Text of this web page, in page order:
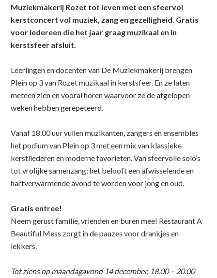
Muziekmakerij Rozet tot leven met een sfeervol
kerstconcert vol muziek, zang en gezelligheid. Gratis
voor iedereen die het jaar graag muzikaal en in
kerstsfeer afsluit.
Leerlingen en docenten van De Muziekmakerij brengen
Plein op 3 van Rozet muzikaal in kerstsfeer. En ze laten
meteen zien en vooral horen waarvoor ze de afgelopen
weken hebben gerepeteerd.
Vanaf 18.00 uur vullen muzikanten, zangers en ensembles
het podium van Plein op 3 met een mix van klassieke
kerstliederen en moderne favorieten. Van sfeervolle solo’s
tot vrolijke samenzang: het belooft een afwisselende en
hartverwarmende avond te worden voor jong en oud.
Gratis entree!
Neem gerust familie, vrienden en buren mee! Restaurant A
Beautiful Mess zorgt in de pauzes voor drankjes en
lekkers.
Tot ziens op maandagavond 14 december, 18.00 – 20.00